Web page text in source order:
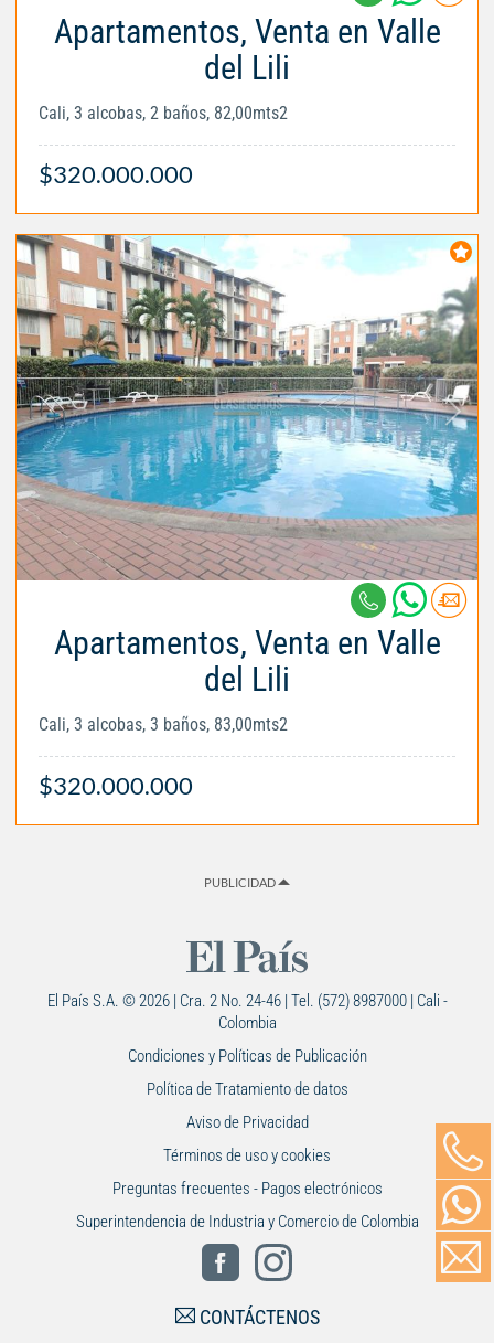
Apartamentos, Venta en Valle
del Lili
Cali, 3 alcobas, 2 baños, 82,00mts2
$320.000.000
Apartamentos, Venta en Valle
del Lili
Cali, 3 alcobas, 3 baños, 83,00mts2
$320.000.000
PUBLICIDAD
El País S.A. © 2026 | Cra. 2 No. 24-46 | Tel. (572) 8987000 | Cali -
Colombia
Condiciones y Políticas de Publicación
Política de Tratamiento de datos
Aviso de Privacidad
Términos de uso y cookies
Preguntas frecuentes - Pagos electrónicos
Superintendencia de Industria y Comercio de Colombia
CONTÁCTENOS